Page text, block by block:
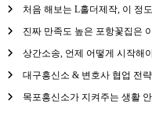
처음 해보는 L홀더제작, 이 정
진짜 만족도 높은 포항꽃집은
상간소송, 언제 어떻게 시작해
대구흥신소 & 변호사 협업 전략
목포흥신소가 지켜주는 생활